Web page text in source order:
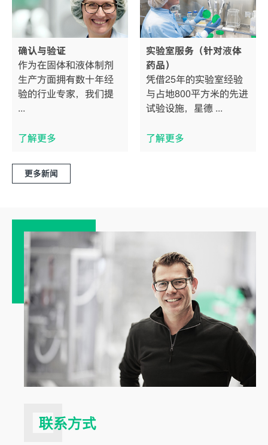
确认与验证
作为在固体和液体制剂
生产方面拥有数十年经
验的行业专家，我们提
...
了解更多
实验室服务（针对液体
药品）
凭借25年的实验室经验
与占地800平方米的先进
试验设施，星德 ...
了解更多
更多新闻
联系方式